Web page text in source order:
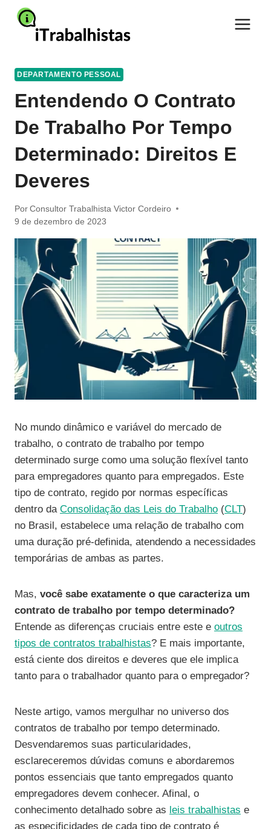
Pular
para
DEPARTAMENTO PESSOAL
Entendendo O Contrato
De Trabalho Por Tempo
Determinado: Direitos E
Deveres
Por Consultor Trabalhista Victor Cordeiro
9 de dezembro de 2023
No mundo dinâmico e variável do mercado de
trabalho, o contrato de trabalho por tempo
determinado surge como uma solução flexível tanto
para empregadores quanto para empregados. Este
tipo de contrato, regido por normas específicas
dentro da Consolidação das Leis do Trabalho (CLT)
no Brasil, estabelece uma relação de trabalho com
uma duração pré-definida, atendendo a necessidades
temporárias de ambas as partes.
Mas, você sabe exatamente o que caracteriza um
contrato de trabalho por tempo determinado?
Entende as diferenças cruciais entre este e outros
tipos de contratos trabalhistas? E mais importante,
está ciente dos direitos e deveres que ele implica
tanto para o trabalhador quanto para o empregador?
Neste artigo, vamos mergulhar no universo dos
contratos de trabalho por tempo determinado.
Desvendaremos suas particularidades,
esclareceremos dúvidas comuns e abordaremos
pontos essenciais que tanto empregados quanto
empregadores devem conhecer. Afinal, o
conhecimento detalhado sobre as leis trabalhistas e
as especificidades de cada tipo de contrato é